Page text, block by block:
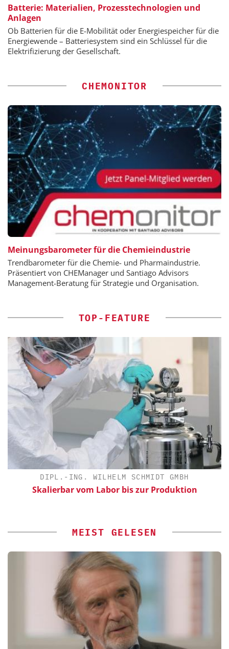
Batterie: Materialien, Prozesstechnologien und
Anlagen
Ob Batterien für die E-Mobilität oder Energiespeicher für die
Energiewende – Batteriesystem sind ein Schlüssel für die
Elektrifizierung der Gesellschaft.
CHEMONITOR
Meinungsbarometer für die Chemieindustrie
Trendbarometer für die Chemie- und Pharmaindustrie.
Präsentiert von CHEManager und Santiago Advisors
Management-Beratung für Strategie und Organisation.
TOP-FEATURE
DIPL.-ING. WILHELM SCHMIDT GMBH
Skalierbar vom Labor bis zur Produktion
MEIST GELESEN